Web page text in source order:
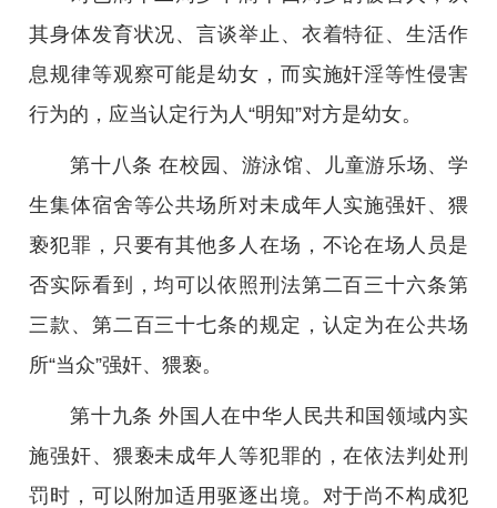
其身体发育状况、言谈举止、衣着特征、生活作
息规律等观察可能是幼女，而实施奸淫等性侵害
行为的，应当认定行为人“明知”对方是幼女。
第十八条 在校园、游泳馆、儿童游乐场、学
生集体宿舍等公共场所对未成年人实施强奸、猥
亵犯罪，只要有其他多人在场，不论在场人员是
否实际看到，均可以依照刑法第二百三十六条第
三款、第二百三十七条的规定，认定为在公共场
所“当众”强奸、猥亵。
第十九条 外国人在中华人民共和国领域内实
施强奸、猥亵未成年人等犯罪的，在依法判处刑
罚时，可以附加适用驱逐出境。对于尚不构成犯